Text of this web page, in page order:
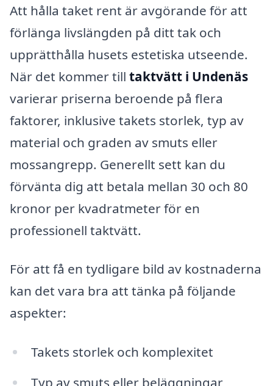
Att hålla taket rent är avgörande för att
förlänga livslängden på ditt tak och
upprätthålla husets estetiska utseende.
När det kommer till taktvätt i Undenäs
varierar priserna beroende på flera
faktorer, inklusive takets storlek, typ av
material och graden av smuts eller
mossangrepp. Generellt sett kan du
förvänta dig att betala mellan 30 och 80
kronor per kvadratmeter för en
professionell taktvätt.
För att få en tydligare bild av kostnaderna
kan det vara bra att tänka på följande
aspekter:
Takets storlek och komplexitet
Typ av smuts eller beläggningar